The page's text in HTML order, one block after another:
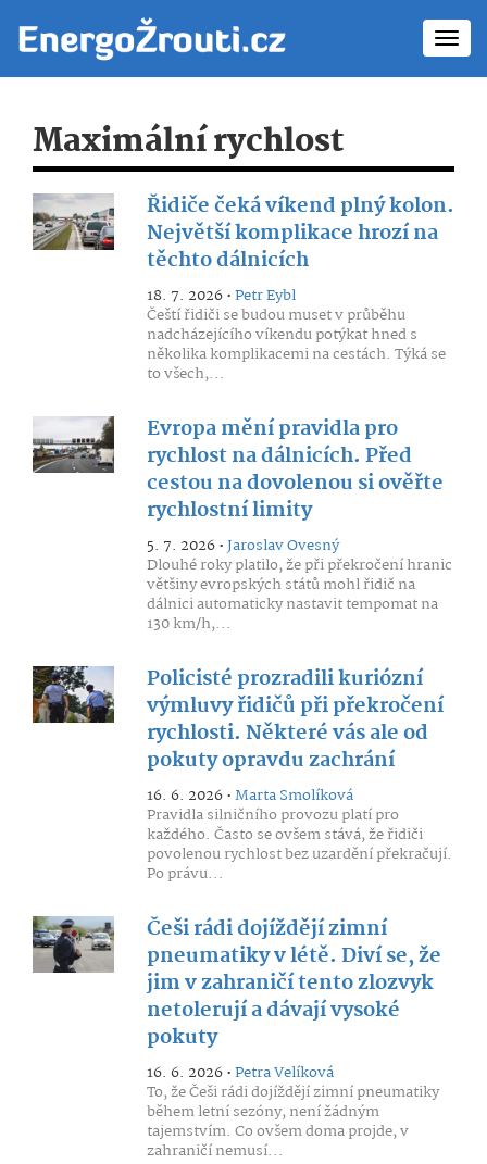
Maximální rychlost
Řidiče čeká víkend plný kolon.
Největší komplikace hrozí na
těchto dálnicích
18. 7. 2026 •Petr Eybl
Čeští řidiči se budou muset v průběhu
nadcházejícího víkendu potýkat hned s
několika komplikacemi na cestách. Týká se
to všech,...
Evropa mění pravidla pro
rychlost na dálnicích. Před
cestou na dovolenou si ověřte
rychlostní limity
5. 7. 2026 •Jaroslav Ovesný
Dlouhé roky platilo, že při překročení hranic
většiny evropských států mohl řidič na
dálnici automaticky nastavit tempomat na
130 km/h,...
Policisté prozradili kuriózní
výmluvy řidičů při překročení
rychlosti. Některé vás ale od
pokuty opravdu zachrání
16. 6. 2026 •Marta Smolíková
Pravidla silničního provozu platí pro
každého. Často se ovšem stává, že řidiči
povolenou rychlost bez uzardění překračují.
Po právu...
Češi rádi dojíždějí zimní
pneumatiky v létě. Diví se, že
jim v zahraničí tento zlozvyk
netolerují a dávají vysoké
pokuty
16. 6. 2026 •Petra Velíková
To, že Češi rádi dojíždějí zimní pneumatiky
během letní sezóny, není žádným
tajemstvím. Co ovšem doma projde, v
zahraničí nemusí...